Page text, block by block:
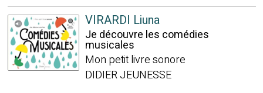
VIRARDI Liuna
Je découvre les comédies
musicales
Mon petit livre sonore
DIDIER JEUNESSE